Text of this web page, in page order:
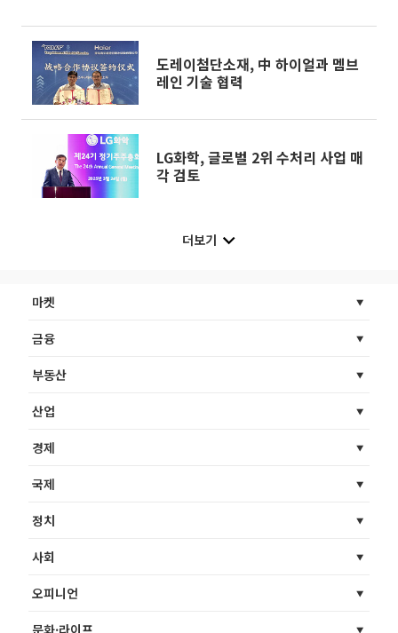
도레이첨단소재, 中 하이얼과 멤브
레인 기술 협력
LG화학, 글로벌 2위 수처리 사업 매
각 검토
더보기
마켓
금융
부동산
산업
경제
국제
정치
사회
오피니언
문화·라이프